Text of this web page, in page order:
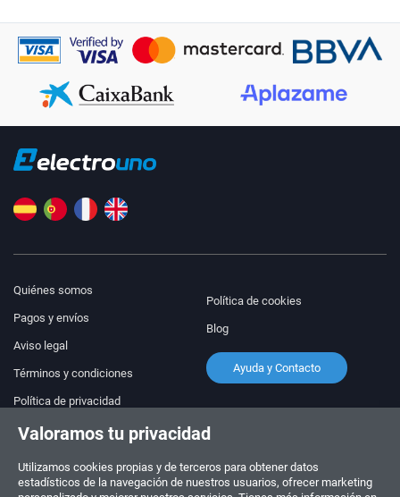
Quiénes somos
Pagos y envíos
Aviso legal
Términos y condiciones
Política de privacidad
Política de cookies
Blog
Ayuda y Contacto
PEDIDOS Y CONSULTAS
+34 910 600 459
+34 622 219 640
¡Síguenos!
Valoramos tu privacidad
Utilizamos cookies propias y de terceros para obtener datos
estadísticos de la navegación de nuestros usuarios, ofrecer marketing